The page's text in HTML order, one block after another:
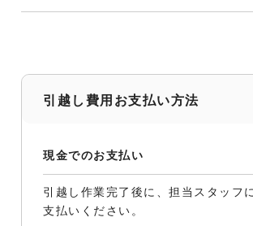
引越し費用お支払い方法
現金でのお支払い
引越し作業完了後に、担当スタッフ
支払いください。